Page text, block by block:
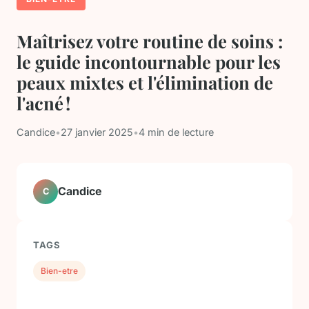
Maîtrisez votre routine de soins :
le guide incontournable pour les
peaux mixtes et l'élimination de
l'acné !
Candice•27 janvier 2025•4 min de lecture
C Candice
TAGS
Bien-etre